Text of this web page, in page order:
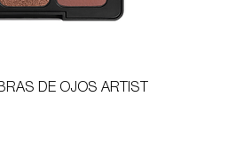
DE OJOS ARTIST